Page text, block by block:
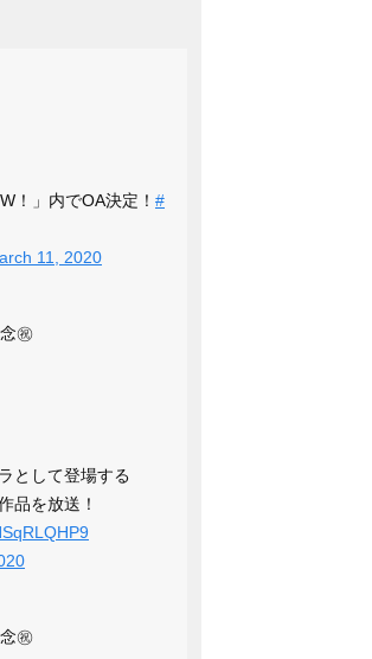
！」内でOA決定！ #
11, 2020
㊗
として登場する
品を放送！
㊗